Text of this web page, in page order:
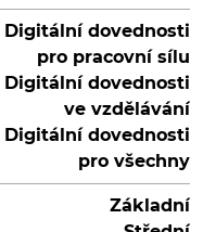
Digitální dovednosti
pro pracovní sílu
Digitální dovednosti
ve vzdělávání
Digitální dovednosti
pro všechny
Základní